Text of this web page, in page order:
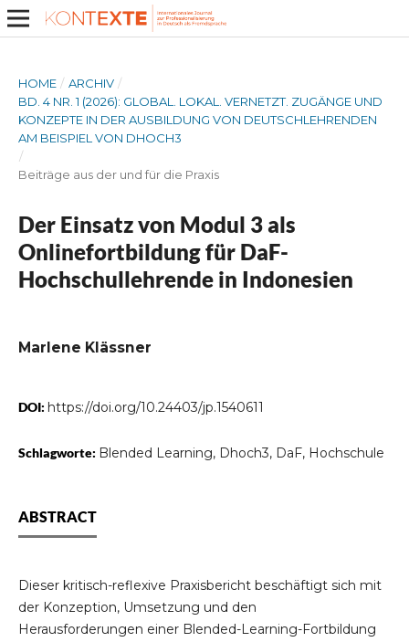
HOME / ARCHIV /
BD. 4 NR. 1 (2026): GLOBAL. LOKAL. VERNETZT. ZUGÄNGE UND
KONZEPTE IN DER AUSBILDUNG VON DEUTSCHLEHRENDEN
AM BEISPIEL VON DHOCH3
/
Beiträge aus der und für die Praxis
Der Einsatz von Modul 3 als
Onlinefortbildung für DaF-
Hochschullehrende in Indonesien
Marlene Klässner
DOI: https://doi.org/10.24403/jp.1540611
Schlagworte: Blended Learning, Dhoch3, DaF, Hochschule
ABSTRACT
Dieser kritisch-reflexive Praxisbericht beschäftigt sich mit
der Konzeption, Umsetzung und den
Herausforderungen einer Blended-Learning-Fortbildung